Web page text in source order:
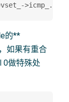
的**
如果有重合
0做特殊处